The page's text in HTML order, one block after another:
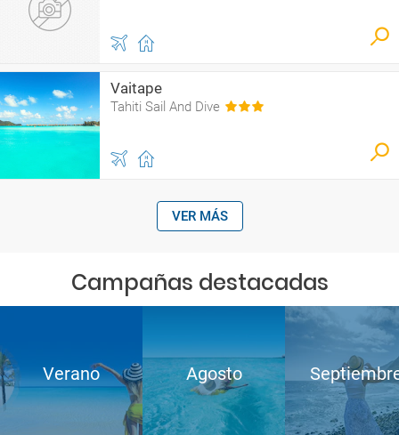
Vaitape
Tahiti Sail And Dive
VER MÁS
Campañas destacadas
Verano Agosto